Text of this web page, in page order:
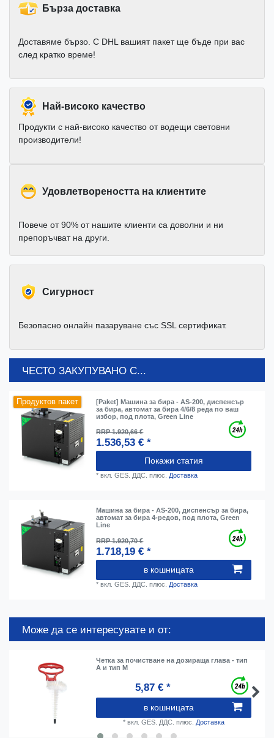
Бърза доставка
Доставяме бързо. С DHL вашият пакет ще бъде при вас
след кратко време!
Най-високо качество
Продукти с най-високо качество от водещи световни
производители!
Удовлетвореността на клиентите
Повече от 90% от нашите клиенти са доволни и ни
препоръчват на други.
Cигурност
Безопасно онлайн пазаруване със SSL сертификат.
ЧЕСТО ЗАКУПУВАНО С...
Продуктов пакет
[Paket] Машина за бира - AS-200, диспенсър
за бира, автомат за бира 4/6/8 реда по ваш
избор, под плота, Green Line
RRP 1.920,66 €
1.536,53 € *
Покажи статия
*вкл. GES. ДДС. плюс.Доставка
Машина за бира - AS-200, диспенсър за бира,
автомат за бира 4-редов, под плота, Green
Line
RRP 1.920,70 €
1.718,19 € *
в кошницата
*вкл. GES. ДДС. плюс. Доставка
Може да се интересувате и от:
Четка за почистване на дозираща глава - тип
A и тип M
5,87 € *
в кошницата
* вкл. GES. ДДС. плюс. Доставка